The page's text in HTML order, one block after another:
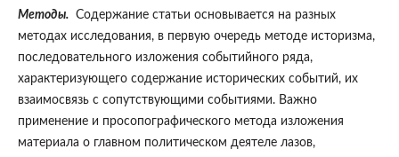
Методы.Содержание статьи основывается на разных
методах исследования, в первую очередь методе историзма,
последовательного изложения событийного ряда,
характеризующего содержание исторических событий, их
взаимосвязь с сопутствующими событиями. Важно
применение и просопографического метода изложения
материала о главном политическом деятеле лазов,